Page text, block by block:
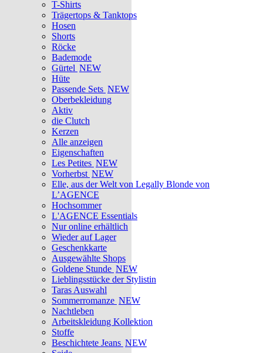
T-Shirts
Trägertops & Tanktops
Hosen
Shorts
Röcke
Bademode
Gürtel NEW
Hüte
Passende Sets NEW
Oberbekleidung
Aktiv
die Clutch
Kerzen
Alle anzeigen
Eigenschaften
Les Petites NEW
Vorherbst NEW
Elle, aus der Welt von Legally Blonde von
L’AGENCE
Hochsommer
L'AGENCE Essentials
Nur online erhältlich
Wieder auf Lager
Geschenkkarte
Ausgewählte Shops
Goldene Stunde NEW
Lieblingsstücke der Stylistin
Taras Auswahl
Sommerromanze NEW
Nachtleben
Arbeitskleidung Kollektion
Stoffe
Beschichtete Jeans NEW